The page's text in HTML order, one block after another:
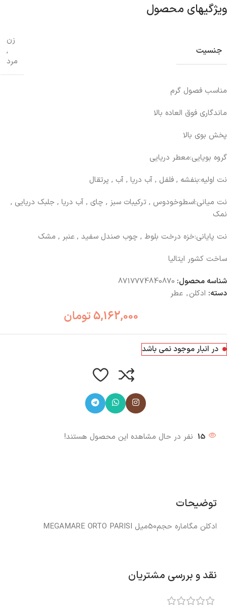
ویژگیهای محصول
جنسیت
زن
,
مرد
مناسب فصول گرم
ماندگاری فوق العاده بالا
پخش بوی بالا
گروه بویایی:معطر دریایی
نت اولیه:بنفشه , فلفل , آب دریا , آب , پرتقال
نت میانی:اسطوخودوس , ترکیبات سبز , چای , آب دریا , جلبک دریایی ,
نمک
نت پایانی:خزه درخت بلوط , چوب صندل سفید , عنبر , مشک
ساخت کشور ایتالیا
شناسه محصول: 8717774840870
دسته: ادکلن, عطر
5,162,000تومان
در انبار موجود نمی باشد
15 نفر در حال مشاهده این محصول هستند!
توضیحات
ادکلن مگاماره حجم50میل MEGAMARE ORTO PARISI
نقد و بررسی مشتریان